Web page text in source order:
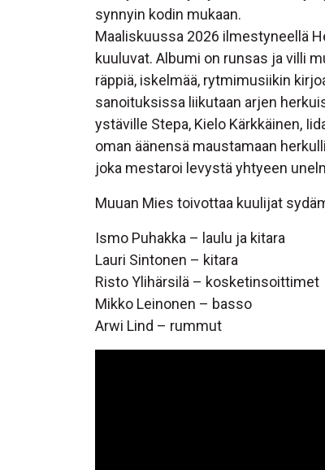
synnyin kodin mukaan.
Maaliskuussa 2026 ilmestyneellä
kuuluvat. Albumi on runsas ja villi
räppiä, iskelmää, rytmimusiikin
sanoituksissa liikutaan arjen
ystäville Stepa, Kielo Kärkkäinen,
oman äänensä maustamaan
joka mestaroi levystä yhtyeen
Muuan Mies toivottaa kuulijat
Ismo Puhakka – laulu ja kitara
Lauri Sintonen – kitara
Risto Ylihärsilä – kosketinsoittimet
Mikko Leinonen – basso
Arwi Lind – rummut